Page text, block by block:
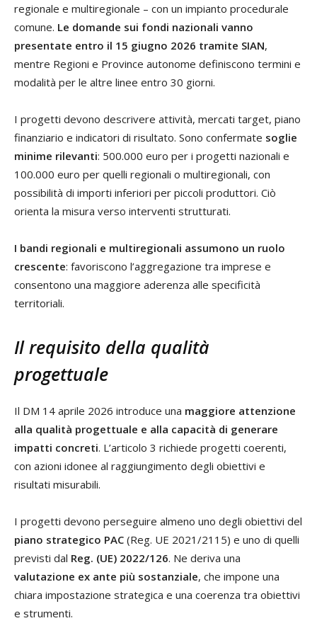
regionale e multiregionale – con un impianto procedurale
comune. Le domande sui fondi nazionali vanno
presentate entro il 15 giugno 2026 tramite SIAN,
mentre Regioni e Province autonome definiscono termini e
modalità per le altre linee entro 30 giorni.
I progetti devono descrivere attività, mercati target, piano
finanziario e indicatori di risultato. Sono confermate soglie
minime rilevanti: 500.000 euro per i progetti nazionali e
100.000 euro per quelli regionali o multiregionali, con
possibilità di importi inferiori per piccoli produttori. Ciò
orienta la misura verso interventi strutturati.
I bandi regionali e multiregionali assumono un ruolo
crescente: favoriscono l’aggregazione tra imprese e
consentono una maggiore aderenza alle specificità
territoriali.
Il requisito della qualità
progettuale
Il DM 14 aprile 2026 introduce una maggiore attenzione
alla qualità progettuale e alla capacità di generare
impatti concreti. L’articolo 3 richiede progetti coerenti,
con azioni idonee al raggiungimento degli obiettivi e
risultati misurabili.
I progetti devono perseguire almeno uno degli obiettivi del
piano strategico PAC (Reg. UE 2021/2115) e uno di quelli
previsti dal Reg. (UE) 2022/126. Ne deriva una
valutazione ex ante più sostanziale, che impone una
chiara impostazione strategica e una coerenza tra obiettivi
e strumenti.